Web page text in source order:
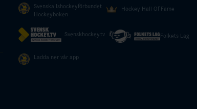
Svenska Ishockeyförbundet
Hockeyboken
Hockey Hall Of Fame
Svenskhockey.tv Folkets Lag
Ladda ner vår app